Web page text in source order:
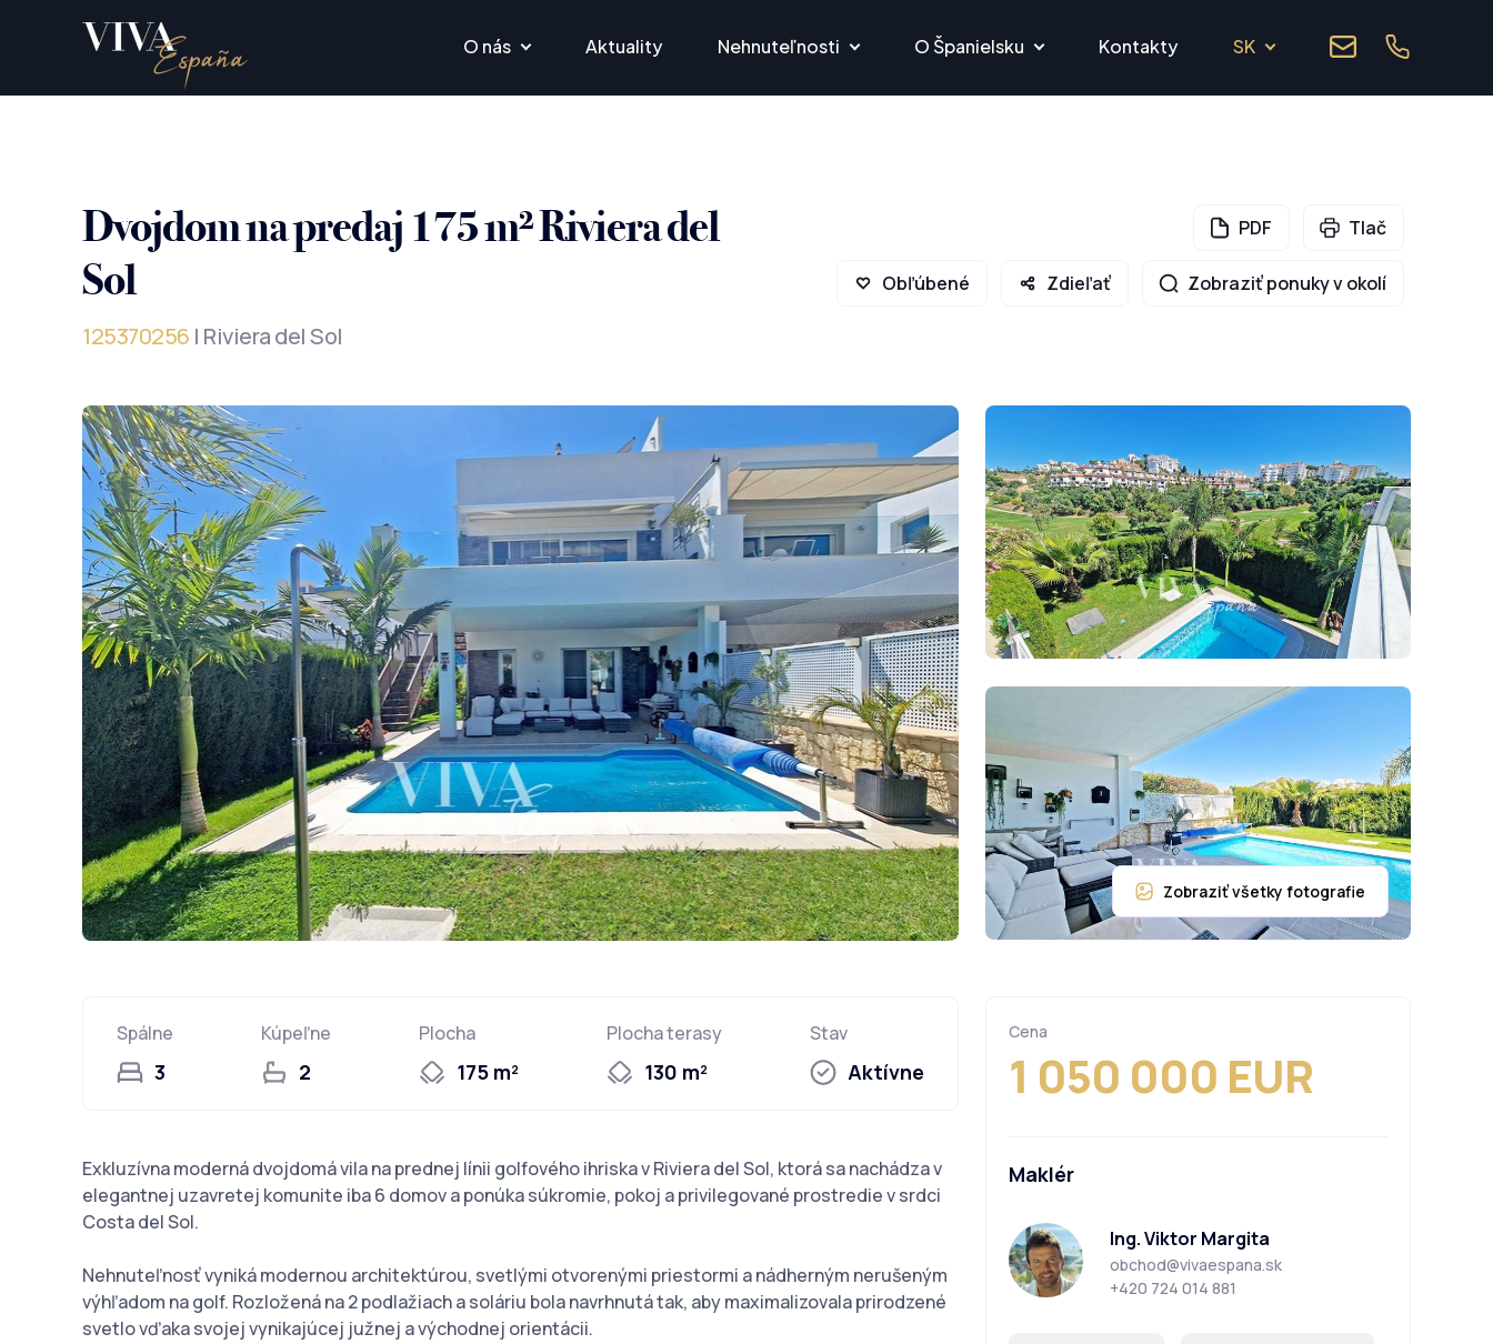
O nás Aktuality Nehnuteľnosti O Španielsku Kontakty SK
Dvojdom na predaj 175 m² Riviera del
Sol
125370256 | Riviera del Sol
PDF Tlač
Obľúbené Zdieľať Zobraziť ponuky v okolí
Spálne
3
Kúpeľne
2
Plocha
175 m²
Plocha terasy
130 m²
Stav
Aktívne
Exkluzívna moderná dvojdomá vila na prednej línii golfového ihriska v Riviera del Sol, ktorá sa nachádza v
elegantnej uzavretej komunite iba 6 domov a ponúka súkromie, pokoj a privilegované prostredie v srdci
Costa del Sol.
Nehnuteľnosť vyniká modernou architektúrou, svetlými otvorenými priestormi a nádherným nerušeným
výhľadom na golf. Rozložená na 2 podlažiach a soláriu bola navrhnutá tak, aby maximalizovala prirodzené
svetlo vďaka svojej vynikajúcej južnej a východnej orientácii.
Cena
1 050 000 EUR
Maklér
Ing. Viktor Margita
obchod@vivaespana.sk
+420 724 014 881